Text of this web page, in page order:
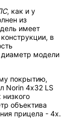
, как и у
из
имеет
в
диаметр модели
покрытию,
Norin 4х32 LS
объектива
прицела - 4х.